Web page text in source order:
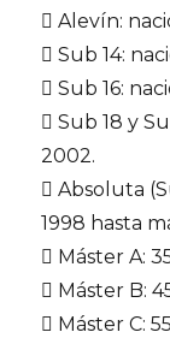
 Alevín:
 Sub 14:
 Sub 16:
 Sub 18 y
2002.
 Absoluta
1998 hasta
 Máster A:
 Máster B:
 Máster C: